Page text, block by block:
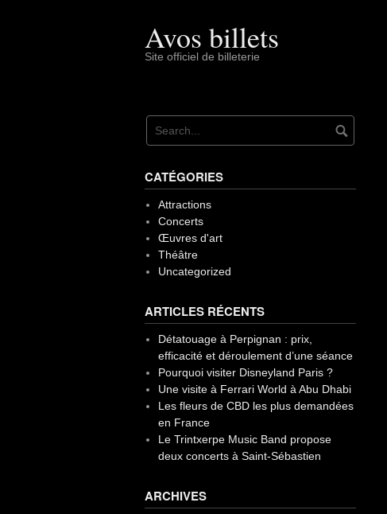
Avos billets
Site officiel de billeterie
CATÉGORIES
Attractions
Concerts
Œuvres d'art
Théâtre
Uncategorized
ARTICLES RÉCENTS
Détatouage à Perpignan : prix,
efficacité et déroulement d’une séance
Pourquoi visiter Disneyland Paris ?
Une visite à Ferrari World à Abu Dhabi
Les fleurs de CBD les plus demandées
en France
Le Trintxerpe Music Band propose
deux concerts à Saint-Sébastien
ARCHIVES